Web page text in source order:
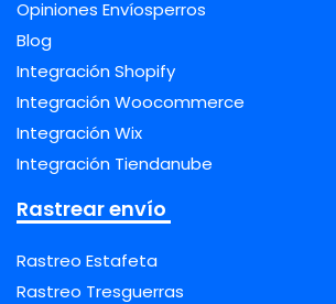
Opiniones Envíosperros
Blog
Integración Shopify
Integración Woocommerce
Integración Wix
Integración Tiendanube
Rastrear envío
Rastreo Estafeta
Rastreo Tresguerras